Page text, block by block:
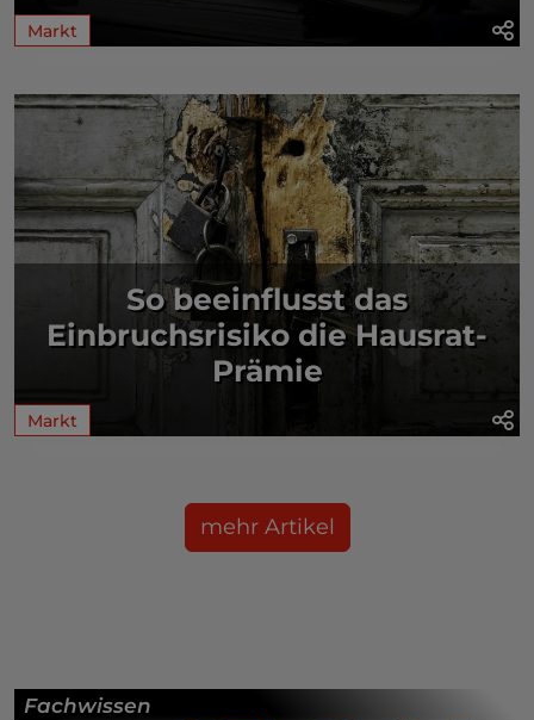
Markt
So beeinflusst das
Einbruchsrisiko die Hausrat-
Prämie
Markt
mehr Artikel
Fachwissen